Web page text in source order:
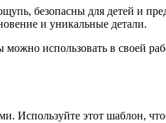
безопасны для детей и
и уникальные детали.
использовать в своей
Используйте этот шаблон,